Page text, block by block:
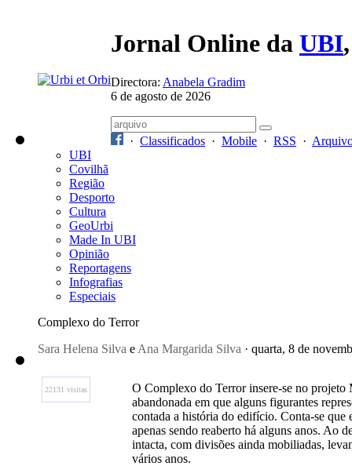
Jornal Online da UBI
Directora: Anabela Gradim
6 de agosto de 2026
· Classificados · Mobile · RSS ·
UBI
Covilhã
Região
Desporto
Cultura
GeoUrbi
Made In UBI
Opinião
Reportagens
Infografias
Especiais
Complexo do Terror
Sara Helena Silva e Ana Margarida Silva · quarta, 8 de
22131 visitas
O Complexo do Terror insere-se no projeto
abandonada em que alguns figurantes
contada a história do edifício. Conta-se que
apenas sendo reaberto há alguns anos. Ao
intacta, com divisões ainda mobiliadas,
vários anos.